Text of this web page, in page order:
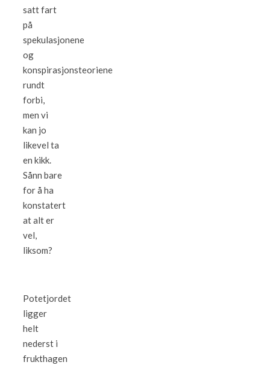
satt fart
på
spekulasjonene
og
konspirasjonsteoriene
rundt
forbi,
men vi
kan jo
likevel ta
en kikk.
Sånn bare
for å ha
konstatert
at alt er
vel,
liksom?
Potetjordet
ligger
helt
nederst i
frukthagen